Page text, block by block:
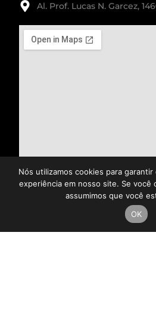
Al. Prof. Lucas N. Garcez,
Nós utilizamos cookies para
experiência em nosso site. Se você
assumimos que você
OK